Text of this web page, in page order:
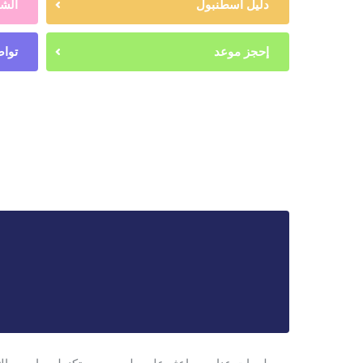
دليل اسطنبول
إحجز موعد